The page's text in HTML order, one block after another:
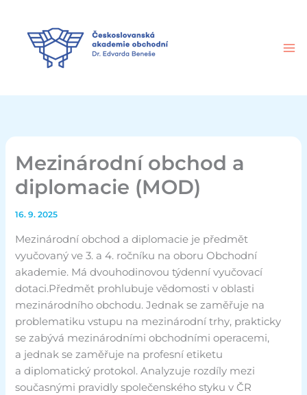
obsah
Mezinárodní obchod a
diplomacie (MOD)
16. 9. 2025
Mezinárodní obchod a diplomacie je předmět
vyučovaný ve 3. a 4. ročníku na oboru Obchodní
akademie. Má dvouhodinovou týdenní vyučovací
dotaci.Předmět prohlubuje vědomosti v oblasti
mezinárodního obchodu. Jednak se zaměřuje na
problematiku vstupu na mezinárodní trhy, prakticky
se zabývá mezinárodními obchodními operacemi,
a jednak se zaměřuje na profesní etiketu
a diplomatický protokol. Analyzuje rozdíly mezi
současnými pravidly společenského styku v ČR